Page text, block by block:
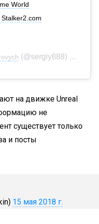
World
Stalker2.com
(@sergiy888) 15 Май
на движке Unreal
не
существует только
и посты
15 мая 2018 г.